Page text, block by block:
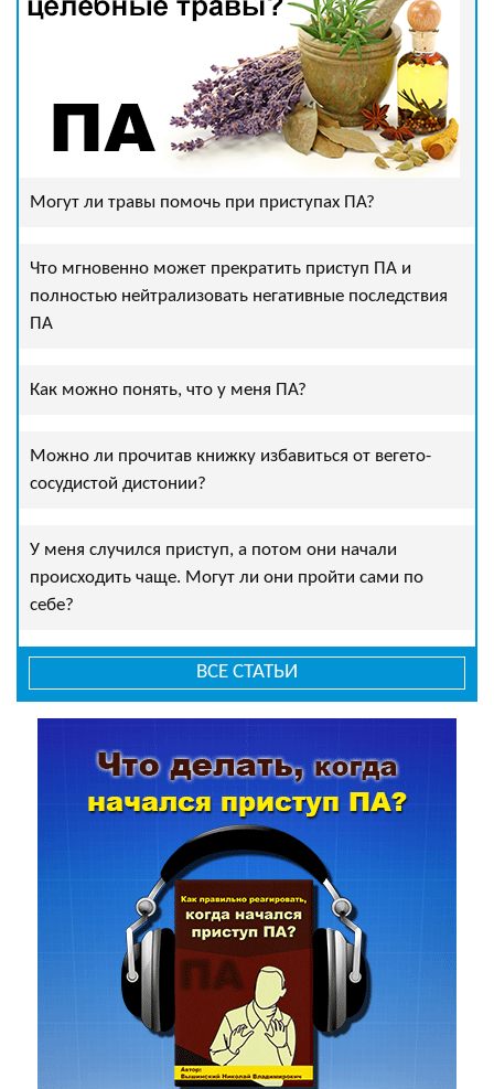
Могут ли травы помочь при приступах ПА?
Что мгновенно может прекратить приступ ПА и
полностью нейтрализовать негативные последствия
ПА
Как можно понять, что у меня ПА?
Можно ли прочитав книжку избавиться от вегето-
сосудистой дистонии?
У меня случился приступ, а потом они начали
происходить чаще. Могут ли они пройти сами по
себе?
ВСЕ СТАТЬИ